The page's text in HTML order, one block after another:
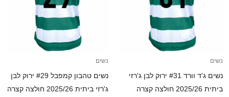
נשים
נשים ג'ד וורד #31 ירוק לבן ג'רזי
ביתית 2025/26 חולצה קצרה
נשים
נשים טהבון קמפבל #29 ירוק לבן
ג'רזי ביתית 2025/26 חולצה קצרה